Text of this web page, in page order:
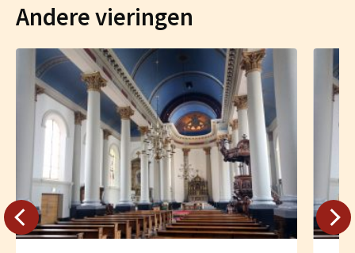
Andere vieringen